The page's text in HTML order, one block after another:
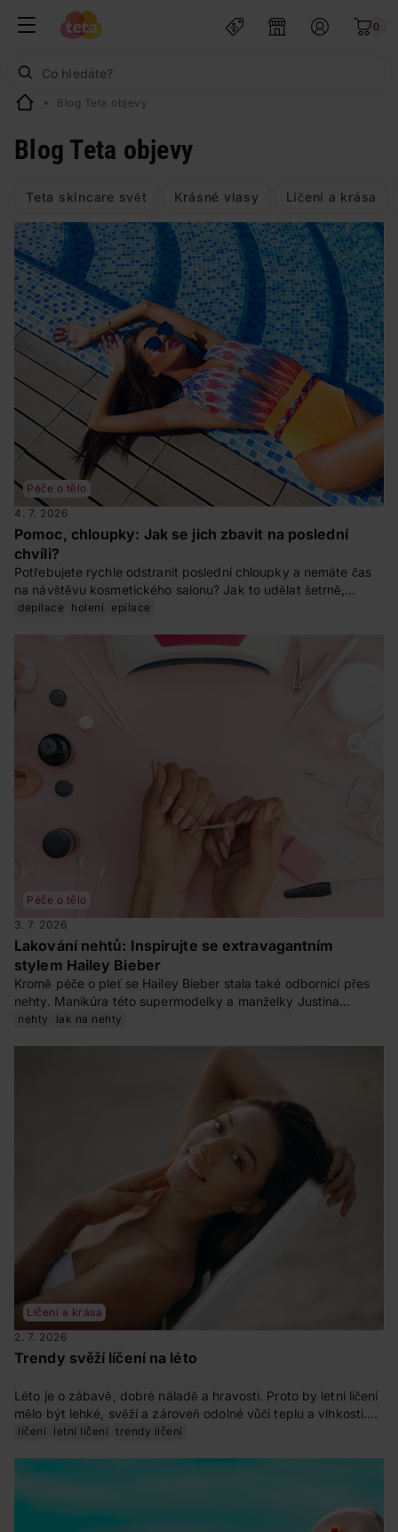
0
Blog Teta objevy
Blog Teta objevy
Teta skincare svět Krásné vlasy Líčení a krása
Péče o tělo
4. 7. 2026
Pomoc, chloupky: Jak se jich zbavit na poslední
chvíli?
Potřebujete rychle odstranit poslední chloupky a nemáte čas
na návštěvu kosmetického salonu? Jak to udělat šetrně,
rychle a efektivně? Zkuste naše tipy a oblečte se do plavek
depilace holení epilace
Péče o tělo
3. 7. 2026
Lakování nehtů: Inspirujte se extravagantním
stylem Hailey Bieber
Kromě péče o pleť se Hailey Bieber stala také odbornicí přes
nehty. Manikúra této supermodelky a manželky Justina
Biebera je vždy mistrovskou ukázkou půvabu. Na svém
nehty lak na nehty
Líčení a krása
2. 7. 2026
Trendy svěží líčení na léto
Léto je o zábavě, dobré náladě a hravosti. Proto by letní líčení
mělo být lehké, svěží a zároveň odolné vůči teplu a vlhkosti.
Zapomeňte na vrstvy make-upu, matnou pleť a tmavé tóny –
líčení letní líčení trendy líčení